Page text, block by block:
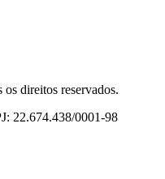
direitos reservados.
22.674.438/0001-98